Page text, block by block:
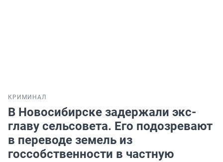
КРИМИНАЛ
В Новосибирске задержали экс-
главу сельсовета. Его подозревают
в переводе земель из
госсобственности в частную